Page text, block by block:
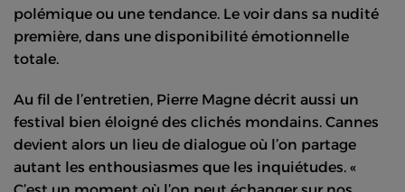
polémique ou une tendance. Le voir dans sa nudité
première, dans une disponibilité émotionnelle
totale.
Au fil de l’entretien, Pierre Magne décrit aussi un
festival bien éloigné des clichés mondains. Cannes
devient alors un lieu de dialogue où l’on partage
autant les enthousiasmes que les inquiétudes. «